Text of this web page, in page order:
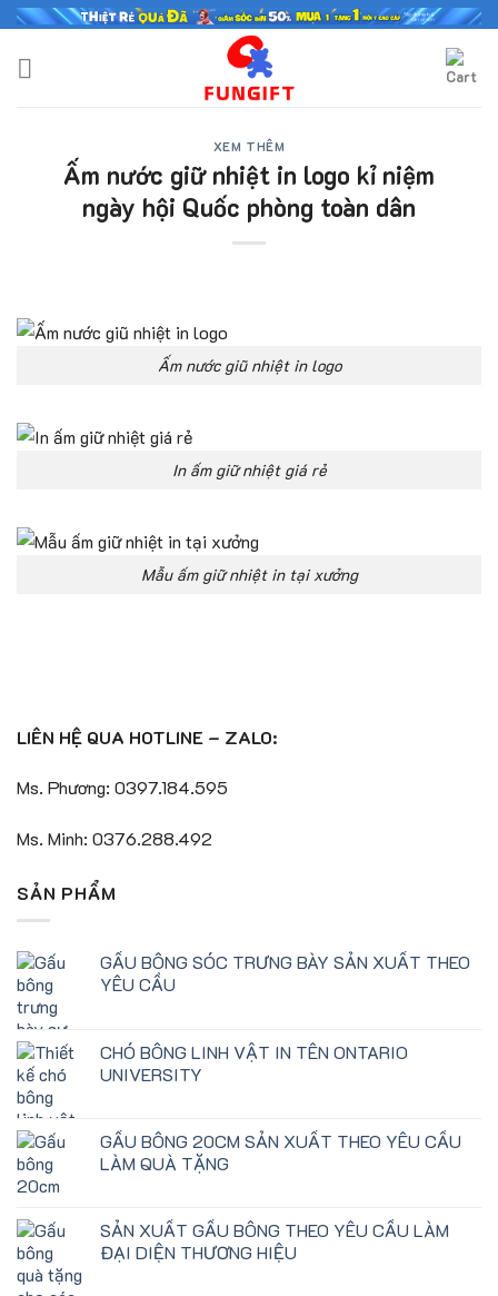
Skip
content
XEM THÊM
Ấm nước giữ nhiệt in logo kỉ niệm
ngày hội Quốc phòng toàn dân
Ấm nước giũ nhiệt in logo
In ấm giữ nhiệt giá rẻ
Mẫu ấm giữ nhiệt in tại xưởng
LIÊN HỆ QUA HOTLINE – ZALO:
Ms. Phương: 0397.184.595
Ms. Minh: 0376.288.492
SẢN PHẨM
GẤU BÔNG SÓC TRƯNG BÀY SẢN XUẤT THEO
YÊU CẦU
CHÓ BÔNG LINH VẬT IN TÊN ONTARIO
UNIVERSITY
GẤU BÔNG 20CM SẢN XUẤT THEO YÊU CẦU
LÀM QUÀ TẶNG
SẢN XUẤT GẤU BÔNG THEO YÊU CẦU LÀM
ĐẠI DIỆN THƯƠNG HIỆU